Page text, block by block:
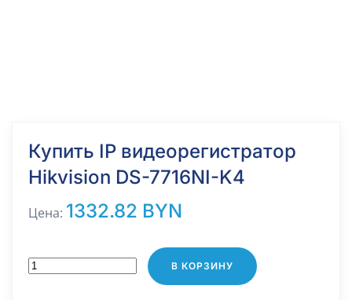
Купить IP видеорегистратор
Hikvision DS-7716NI-K4
Цена: 1332.82 BYN
В КОРЗИНУ